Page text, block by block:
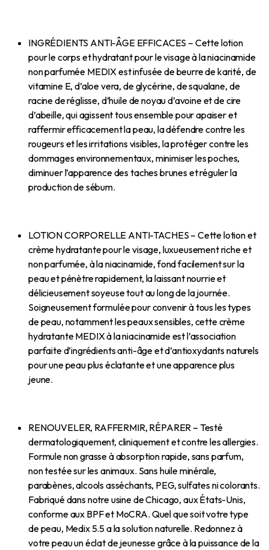
INGRÉDIENTS ANTI-ÂGE EFFICACES – Cette lotion
pour le corps et hydratant pour le visage à la niacinamide
non parfumée MEDIX est infusée de beurre de karité, de
vitamine E, d’aloe vera, de glycérine, de squalane, de
racine de réglisse, d’huile de noyau d’avoine et de cire
d’abeille, qui agissent tous ensemble pour apaiser et
raffermir efficacement la peau, la défendre contre les
rougeurs et les irritations visibles, la protéger contre les
dommages environnementaux, minimiser les poches,
diminuer l’apparence des taches brunes et réguler la
production de sébum.
LOTION CORPORELLE ANTI-TACHES – Cette lotion et
crème hydratante pour le visage, luxueusement riche et
non parfumée, à la niacinamide, fond facilement sur la
peau et pénètre rapidement, la laissant nourrie et
délicieusement soyeuse tout au long de la journée.
Soigneusement formulée pour convenir à tous les types
de peau, notamment les peaux sensibles, cette crème
hydratante MEDIX à la niacinamide est l’association
parfaite d’ingrédients anti-âge et d’antioxydants naturels
pour une peau plus éclatante et une apparence plus
jeune.
RENOUVELER, RAFFERMIR, RÉPARER – Testé
dermatologiquement, cliniquement et contre les allergies.
Formule non grasse à absorption rapide, sans parfum,
non testée sur les animaux. Sans huile minérale,
parabènes, alcools asséchants, PEG, sulfates ni colorants.
Fabriqué dans notre usine de Chicago, aux États-Unis,
conforme aux BPF et MoCRA. Quel que soit votre type
de peau, Medix 5.5 a la solution naturelle. Redonnez à
votre peau un éclat de jeunesse grâce à la puissance de la